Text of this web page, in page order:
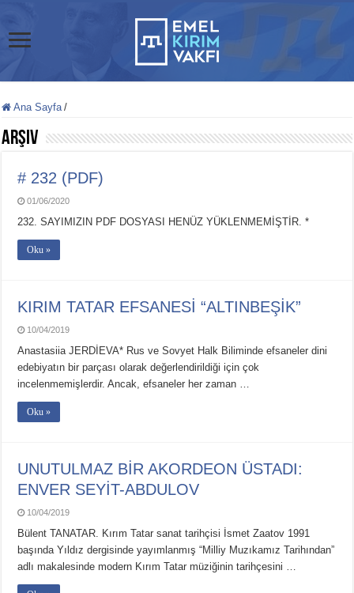
Ana Sayfa /
Arşiv
# 232 (PDF)
01/06/2020
232. SAYIMIZIN PDF DOSYASI HENÜZ YÜKLENMEMİŞTİR. *
Oku »
KIRIM TATAR EFSANESİ “ALTINBEŞİK”
10/04/2019
Anastasiia JERDİEVA* Rus ve Sovyet Halk Biliminde efsaneler dini
edebiyatın bir parçası olarak değerlendirildiği için çok
incelenmemişlerdir. Ancak, efsaneler her zaman …
Oku »
UNUTULMAZ BİR AKORDEON ÜSTADI:
ENVER SEYİT-ABDULOV
10/04/2019
Bülent TANATAR. Kırım Tatar sanat tarihçisi İsmet Zaatov 1991
başında Yıldız dergisinde yayımlanmış “Milliy Muzıkamız Tarihından”
adlı makalesinde modern Kırım Tatar müziğinin tarihçesini …